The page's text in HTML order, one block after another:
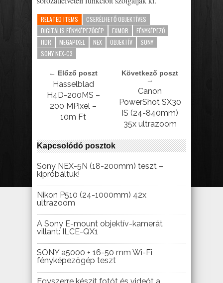
RELATED ITEMS
CSERÉLHETŐ OBJEKTÍVES
DIGITÁLIS FÉNYKÉPEZŐGÉP
EXMOR
FÉNYKÉPEZŐ
HDR
MEGAPIXEL NEX OBJEKTÍV
SONY
SONY NEX-C3
← Előző poszt
Hasselblad
H4D-200MS –
200 MPixel –
10m Ft
Következő poszt
→
Canon
PowerShot SX30
IS (24-840mm)
35x ultrazoom
Kapcsolódó posztok
Sony NEX-5N (18-200mm) teszt –
kipróbáltuk!
Nikon P510 (24-1000mm) 42x
ultrazoom
A Sony E-mount objektív-kamerát
villant: ILCE-QX1
SONY a5000 + 16-50 mm Wi-Fi
fényképezőgép teszt